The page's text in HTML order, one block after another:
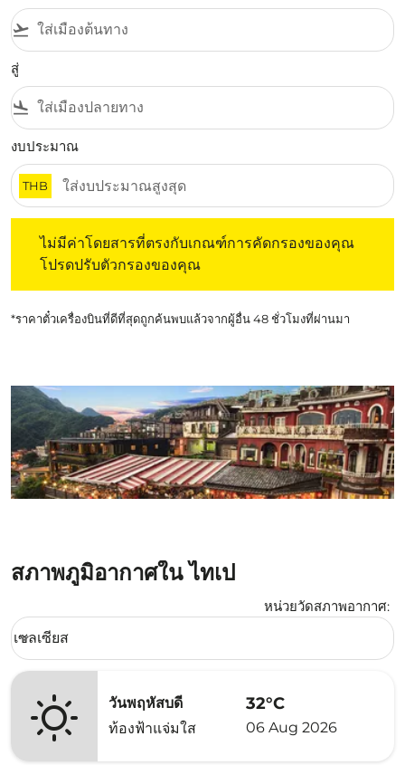
flight_takeoff
สู่
flight_land
งบประมาณ
THB
ไม่มีค่าโดยสารที่ตรงกับเกณฑ์การคัดกรองของคุณ
โปรดปรับตัวกรองของคุณ
*ราคาตั๋วเครื่องบินที่ดีที่สุดถูกค้นพบแล้วจากผู้อื่น 48 ชั่วโมงที่ผ่านมา
สภาพภูมิอากาศใน ไทเป
หน่วยวัดสภาพอากาศ:
Weather unit option เซลเซียส Selected
เซลเซียส
keyboard_arrow_down
วันพฤหัสบดี
ท้องฟ้าแจ่มใส
32°C
06 Aug 2026